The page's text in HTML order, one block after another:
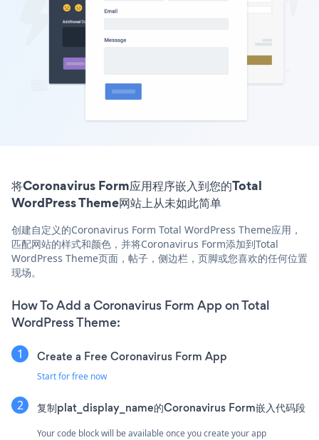
将Coronavirus Form应用程序嵌入到您的Total
WordPress Theme网站上从未如此简单
创建自定义的Coronavirus Form Total WordPress Theme应用，
匹配网站的样式和颜色，并将Coronavirus Form添加到Total
WordPress Theme页面，帖子，侧边栏，页脚或您喜欢的任何位置
现场。
How To Add a Coronavirus Form App on Total
WordPress Theme:
Create a Free Coronavirus Form App
Start for free now
复制plat_display_name的Coronavirus Form嵌入代码段
Your code block will be available once you create your app